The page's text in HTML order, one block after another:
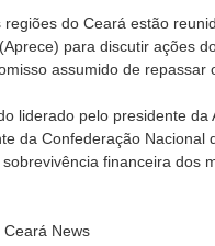
regiões do Ceará estão
para discutir ações
assumido de repassar
liderado pelo presidente
da Confederação
financeira dos
News